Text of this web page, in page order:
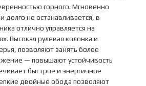
горного. Мгновенно
долго не останавливается, в
отлично управляется на
Высокая рулевая колонка и
позволяют занять более
— повышают устойчивость
быстрое и энергичное
двойные обода позволяют